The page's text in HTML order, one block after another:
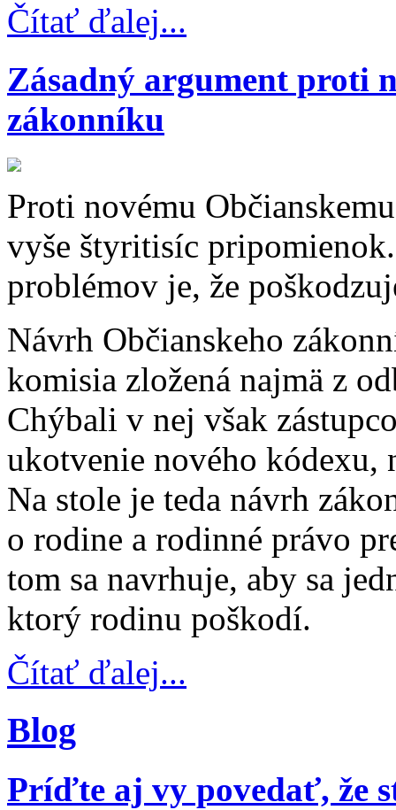
Čítať ďalej...
Zásadný argument proti
zákonníku
Proti novému
vyše štyritisíc
problémov je, že
Návrh Občianskeho
komisia zložená najmä z
Chýbali v nej však
ukotvenie nového kódexu,
Na stole je teda návrh
o rodine a rodinné právo
tom sa navrhuje, aby sa
ktorý rodinu poškodí.
Čítať ďalej...
Blog
Príďte aj vy povedať, že